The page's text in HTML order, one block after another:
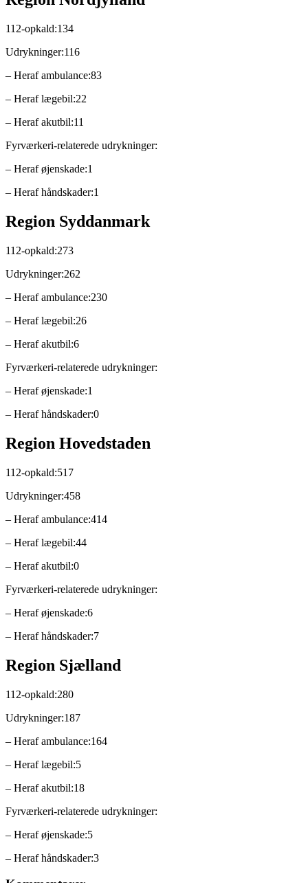
112-opkald:134
Udrykninger:116
– Heraf ambulance:83
– Heraf lægebil:22
– Heraf akutbil:11
Fyrværkeri-relaterede udrykninger:
– Heraf øjenskade:1
– Heraf håndskader:1
Region Syddanmark
112-opkald:273
Udrykninger:262
– Heraf ambulance:230
– Heraf lægebil:26
– Heraf akutbil:6
Fyrværkeri-relaterede udrykninger:
– Heraf øjenskade:1
– Heraf håndskader:0
Region Hovedstaden
112-opkald:517
Udrykninger:458
– Heraf ambulance:414
– Heraf lægebil:44
– Heraf akutbil:0
Fyrværkeri-relaterede udrykninger:
– Heraf øjenskade:6
– Heraf håndskader:7
Region Sjælland
112-opkald:280
Udrykninger:187
– Heraf ambulance:164
– Heraf lægebil:5
– Heraf akutbil:18
Fyrværkeri-relaterede udrykninger:
– Heraf øjenskade:5
– Heraf håndskader:3